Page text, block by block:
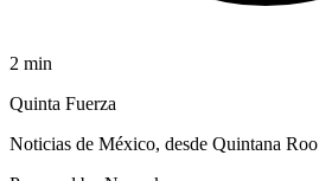
2 min
Quinta Fuerza
Noticias de México, desde Quintana Roo